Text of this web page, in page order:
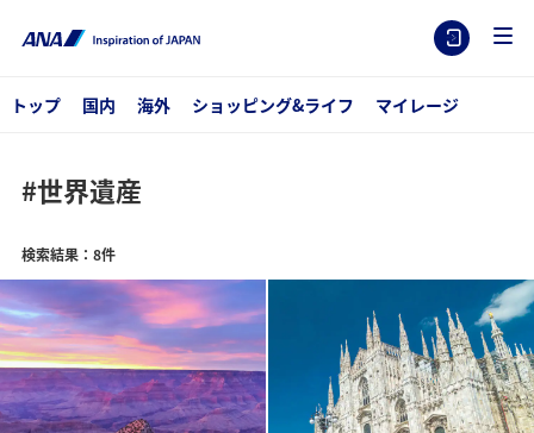
トップ 国内 海外 ショッピング&ライフ マイレージ
#世界遺産
検索結果：8件